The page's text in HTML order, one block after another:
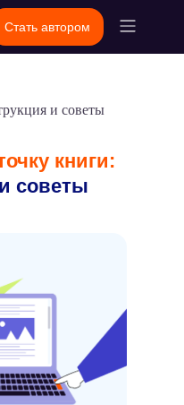
Стать автором
и советы
книги:
советы